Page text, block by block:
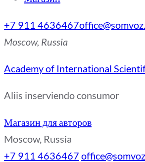
+7 911 4636467
Moscow, Russia
Academy of International
Aliis inserviendo consumor
Магазин для авторов
Moscow, Russia
+7 911 4636467